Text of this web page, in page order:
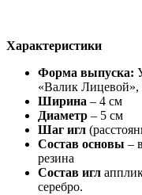
Характеристики
Форма выпуска:
«Валик Лицевой»,
Ширина – 4 см
Диаметр – 5 см
Шаг игл
Состав основы –
резина
Состав игл
серебро.